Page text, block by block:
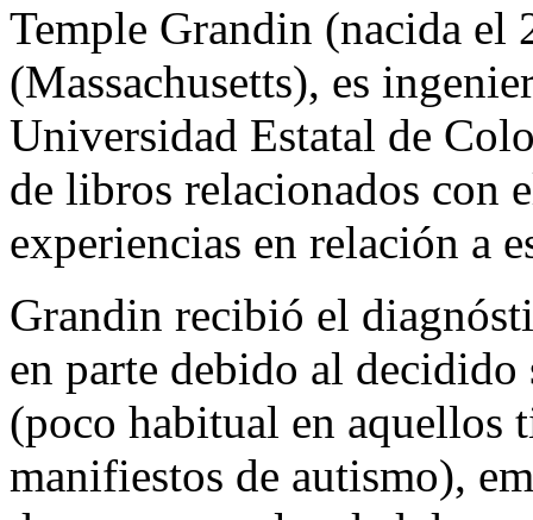
Temple Grandin (nacida el
(Massachusetts), es
Universidad Estatal de
de libros relacionados con
experiencias en relación a
Grandin recibió el
en parte debido al
(poco habitual en aquellos
manifiestos de autismo),